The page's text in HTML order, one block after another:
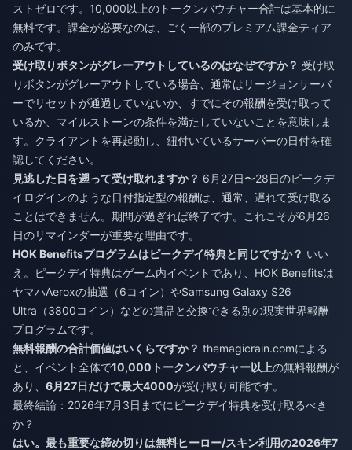
ストゼロです。10,000以上のトークンバウチャー合計は基本的に
無料です。課金が必要なのは、ごく一部のプレミアム課金ティア
のみです。
受け取りボタンがグレーアウトしているのはなぜですか？ 受け取
りボタンがグレーアウトしている場合、通常はリージョンサーバ
ーでリセットが通過していないか、すでにその報酬を受け取って
いるか、マイルストーンの条件を満たしていないことを意味しま
す。クライアントを再起動し、紐付いているサーバーの日付を確
認してください。
見逃した日を遡って受け取れますか？ 6月27日〜28日のピークデ
イログインのような日付指定型の報酬は、通常、遅れて受け取る
ことはできません。期間が過ぎれば終了です。これこそが6月26
日のリマインダーが重要な理由です。
HOK Benefitsプログラムはピークデイ特典と同じですか？ いい
え。ピークデイ特典はゲーム内イベントであり、HOK Benefitsは
ヤマハAeroxの抽選（6コイン）やSamsung Galaxy S26
Ultra（3800コイン）などの賞品と交換できる別の現実世界報酬
プログラムです。
無料報酬の合計価値はいくらですか？ themagicrain.comによる
と、イベント全体で10,000トークンバウチャー以上の無料報酬が
あり、 6月27日だけで最大4000が受け取り可能です。
最終結論：2026年7月3日までにピークデイ特典を受け取るべき
か？
はい。最も重要な締め切りは無料ヒーロー/スキン利用の2026年7